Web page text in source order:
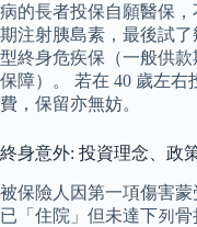
病的長者投保自願醫保
期注射胰島素，最後試
型終身危疾保（一般供款
保障）。 若在 40 歲左右
費，保留亦無妨。
終身意外: 投資理念、政
被保險人因第一項傷害
已「住院」但未達下列